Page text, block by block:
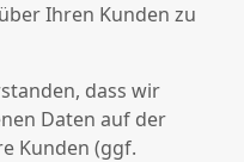
Ihren Kunden zu
dass wir
Daten auf der
Kunden (ggf.